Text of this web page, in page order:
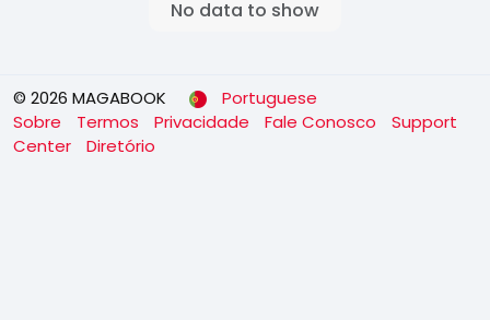
No data to show
© 2026 MAGABOOK
Portuguese
Sobre
Termos Privacidade Fale Conosco
Support
Center
Diretório